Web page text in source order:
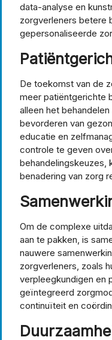
data-analyse en
zorgverleners betere
gepersonaliseerde
De toekomst van de
meer patiëntgerichte
alleen het
bevorderen van
educatie en
controle te geven
behandelingskeuzes,
benadering van zorg
Om de complexe
aan te pakken, is
nauwere
zorgverleners, zoals
verpleegkundigen en
geïntegreerd
continuïteit en